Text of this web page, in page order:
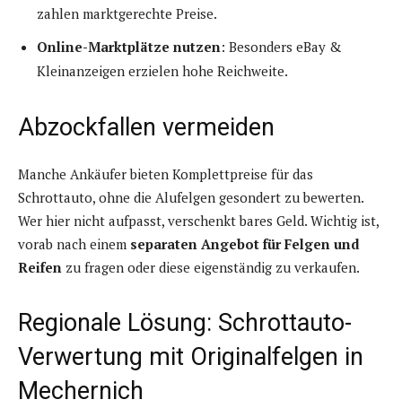
zahlen marktgerechte Preise.
Online-Marktplätze nutzen: Besonders eBay &
Kleinanzeigen erzielen hohe Reichweite.
Abzockfallen vermeiden
Manche Ankäufer bieten Komplettpreise für das
Schrottauto, ohne die Alufelgen gesondert zu bewerten.
Wer hier nicht aufpasst, verschenkt bares Geld. Wichtig ist,
vorab nach einem separaten Angebot für Felgen und
Reifen zu fragen oder diese eigenständig zu verkaufen.
Regionale Lösung: Schrottauto-
Verwertung mit Originalfelgen in
Mechernich